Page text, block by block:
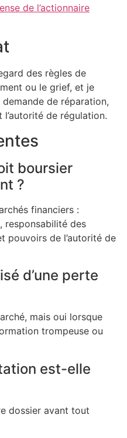
de l’actionnaire
des règles de
ou le grief, et je
de réparation,
de régulation.
boursier
?
financiers :
responsabilité des
pouvoirs de l’autorité de
d’une perte
mais oui lorsque
trompeuse ou
est-elle
dossier avant tout